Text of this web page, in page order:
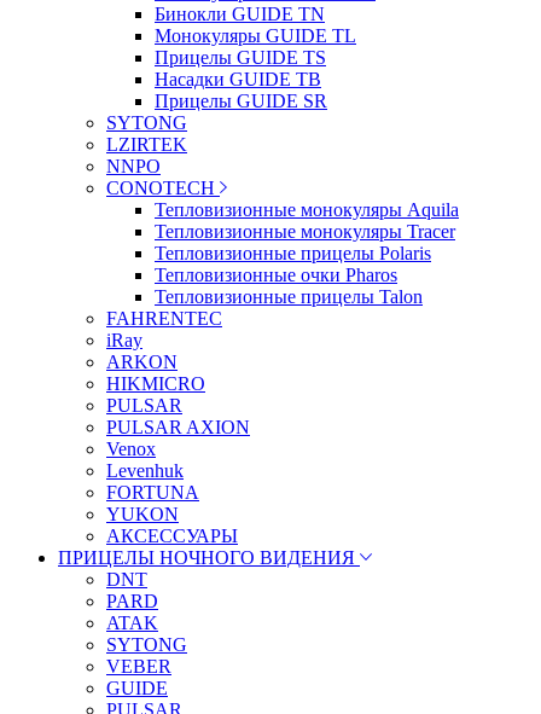
Бинокли GUIDE TN
Монокуляры GUIDE TL
Прицелы GUIDE TS
Насадки GUIDE TB
Прицелы GUIDE SR
SYTONG
LZIRTEK
NNPO
CONOTECH
Тепловизионные монокуляры Aquila
Тепловизионные монокуляры Tracer
Тепловизионные прицелы Polaris
Тепловизионные очки Pharos
Тепловизионные прицелы Talon
FAHRENTEC
iRay
ARKON
HIKMICRO
PULSAR
PULSAR AXION
Venox
Levenhuk
FORTUNA
YUKON
АКСЕССУАРЫ
ПРИЦЕЛЫ НОЧНОГО ВИДЕНИЯ
DNT
PARD
ATAK
SYTONG
VEBER
GUIDE
PULSAR